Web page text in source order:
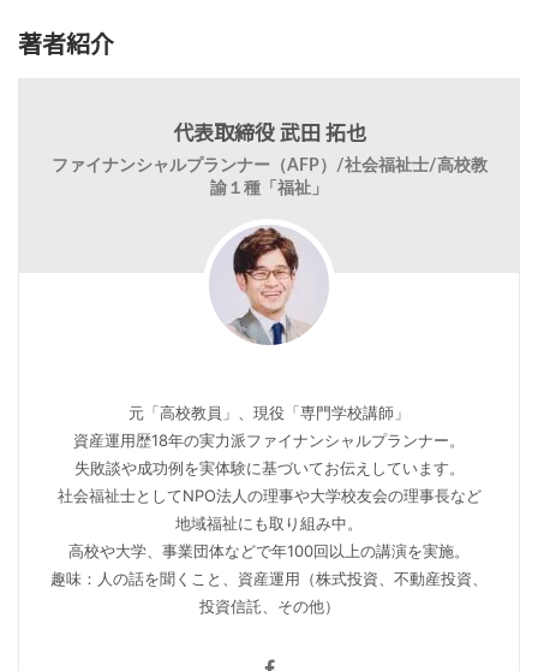
著者紹介
代表取締役 武田 拓也
ファイナンシャルプランナー（AFP）/社会福祉士/高校教
諭１種「福祉」
元「高校教員」、現役「専門学校講師」
資産運用歴18年の実力派ファイナンシャルプランナー。
失敗談や成功例を実体験に基づいてお伝えしています。
社会福祉士としてNPO法人の理事や大学校友会の理事長など
地域福祉にも取り組み中。
高校や大学、事業団体などで年100回以上の講演を実施。
趣味：人の話を聞くこと、資産運用（株式投資、不動産投資、
投資信託、その他）